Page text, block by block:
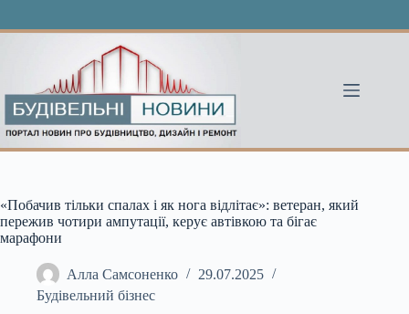
«Побачив тільки спалах і як нога відлітає»: ветеран, який
пережив чотири ампутації, керує автівкою та бігає
марафони
Алла Самсоненко
29.07.2025
Будівельний бізнес